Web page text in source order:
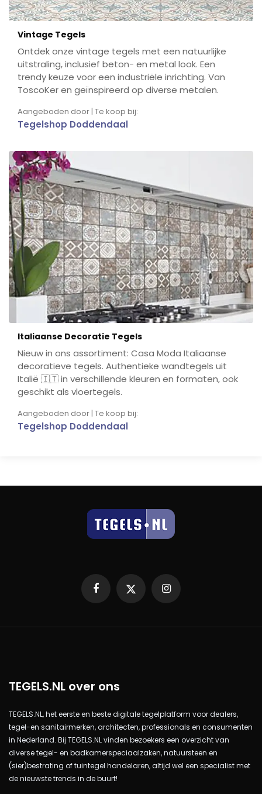
Vintage Tegels
Ontdek onze vintage tegels met een natuurlijke
uitstraling, inclusief beton- en metal look. Een
trendy keuze voor een industriële inrichting. Van
ToscoKer en geïnspireerd op diverse metalen.
Aangeboden door | Te koop bij:
Tegelshop Doddendaal
Italiaanse Decoratie Tegels
Nieuw in ons assortiment: Casa Moda Italiaanse
decoratieve tegels. Authentieke wandtegels uit
Italië 🇮🇹 in verschillende kleuren en formaten, ook
geschikt als vloertegels.
Aangeboden door | Te koop bij:
Tegelshop Doddendaal
Facebook Instagram
TEGELS.NL over ons
TEGELS.NL, het eerste en beste digitale tegelplatform voor dealers,
tegel-en sanitairmerken, architecten, professionals en consumenten
in Nederland. Bij TEGELS.NL vinden bezoekers een overzicht van
diverse tegel- en badkamerspeciaalzaken, natuursteen en
(sier)bestrating of tuintegel handelaren, altijd wel een specialist met
de nieuwste trends in de buurt!